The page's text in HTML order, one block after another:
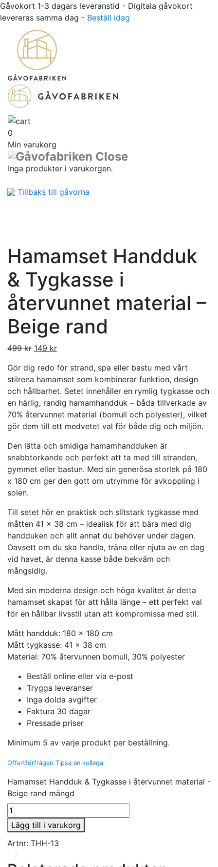
Gåvokort 1-3 dagars leveranstid - Digitala gåvokort
levereras samma dag - Beställ idag
0
Min varukorg
Inga produkter i varukorgen.
Tillbaks till gåvorna
Hamamset Handduk
& Tygkasse i
återvunnet material –
Beige rand
499kr 149 kr
Gör dig redo för strand, spa eller bastu med vårt
stilrena hamamset som kombinerar funktion, design
och hållbarhet. Setet innehåller en rymlig tygkasse och
en härlig, randig hamamhandduk – båda tillverkade av
70% återvunnet material (bomull och polyester), vilket
gör dem till ett medvetet val för både dig och miljön.
Den lätta och smidiga hamamhandduken är
snabbtorkande och perfekt att ta med till stranden,
gymmet eller bastun. Med sin generösa storlek på 180
x 180 cm ger den gott om utrymme för avkoppling i
solen.
Till setet hör en praktisk och slitstark tygkasse med
måtten 41 x 38 cm – idealisk för att bära med dig
handduken och allt annat du behöver under dagen.
Oavsett om du ska handla, träna eller njuta av en dag
vid havet, är denna kasse både bekväm och
mångsidig.
Med sin moderna design och höga kvalitet är detta
hamamset skapat för att hålla länge – ett perfekt val
för en hållbar livsstil utan att kompromissa med stil.
Mått handduk: 180 x 180 cm
Mått tygkasse: 41 x 38 cm
Material: 70% återvunnen bomull, 30% polyester
Beställ online eller via e-post
Trygga leveranser
Inga dolda avgifter
Faktura 30 dagar
Pressade priser
Minimum 5 av varje produkt per beställning.
Offertförfrågan Tipsa en kollega
Hamamset Handduk & Tygkasse i återvunnet material -
Beige rand mängd
Lägg till i varukorg
Artnr: THH-13